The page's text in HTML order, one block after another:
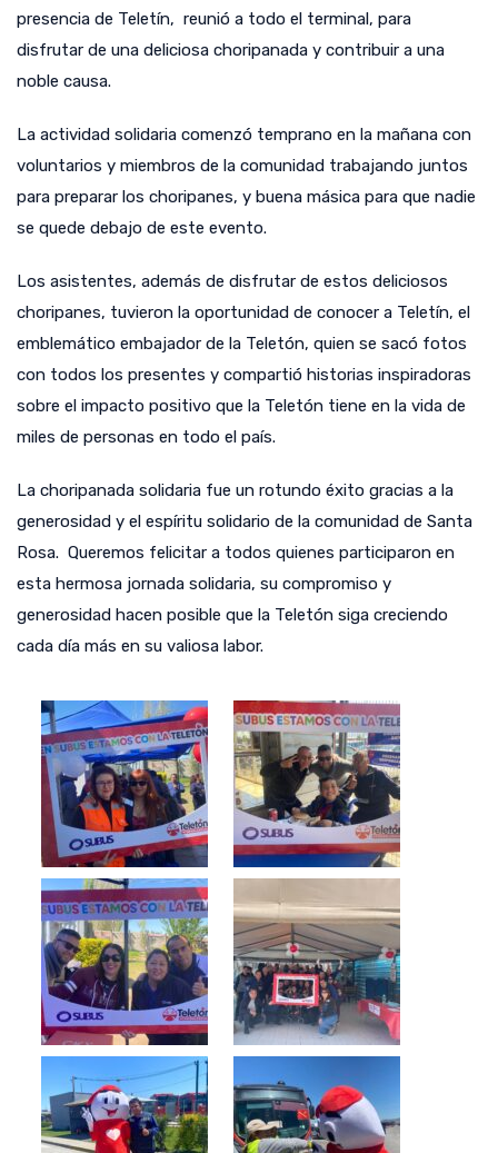
presencia de Teletín, reunió a todo el terminal, para
disfrutar de una deliciosa choripanada y contribuir a una
noble causa.
La actividad solidaria comenzó temprano en la mañana con
voluntarios y miembros de la comunidad trabajando juntos
para preparar los choripanes, y buena másica para que nadie
se quede debajo de este evento.
Los asistentes, además de disfrutar de estos deliciosos
choripanes, tuvieron la oportunidad de conocer a Teletín, el
emblemático embajador de la Teletón, quien se sacó fotos
con todos los presentes y compartió historias inspiradoras
sobre el impacto positivo que la Teletón tiene en la vida de
miles de personas en todo el país.
La choripanada solidaria fue un rotundo éxito gracias a la
generosidad y el espíritu solidario de la comunidad de Santa
Rosa. Queremos felicitar a todos quienes participaron en
esta hermosa jornada solidaria, su compromiso y
generosidad hacen posible que la Teletón siga creciendo
cada día más en su valiosa labor.